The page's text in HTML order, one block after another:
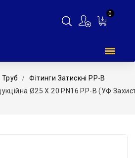
0
Труб
Фітинги Затискні PP-B
Ø25 Х 20 PN16 PP-B (УФ